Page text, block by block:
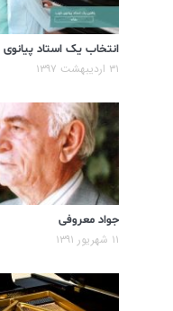
انتخاب یک استاد
۳۱ اردیبهشت ۱۳۹۷
جواد معروفی
۱۱ شهریور ۱۳۹۱